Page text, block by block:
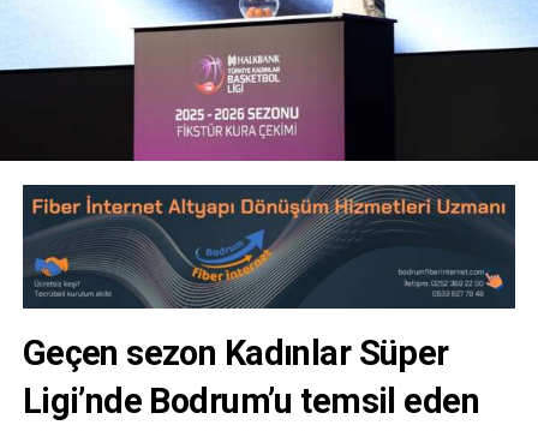
Geçen sezon Kadınlar Süper
Ligi’nde Bodrum’u temsil eden